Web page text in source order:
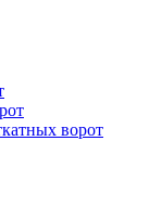
ворот